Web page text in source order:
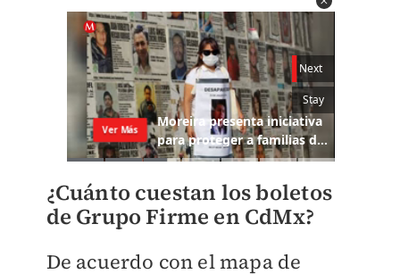
¿Cuánto cuestan los boletos
de Grupo Firme en CdMx?
De acuerdo con el mapa de